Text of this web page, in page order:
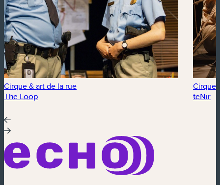
Cirque & art de la rue
The Loop
Cirque
teNir